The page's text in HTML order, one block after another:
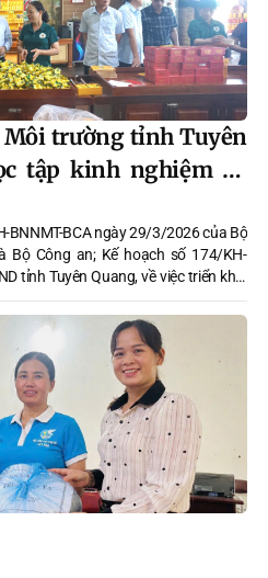
Môi trường tỉnh Tuyên
tập kinh nghiệm về
nước trong lĩnh vực
trường tại tỉnh Thái
BNNMT-BCA ngày 29/3/2026 của Bộ
Bộ Công an; Kế hoạch số 174/KH-
tỉnh Tuyên Quang, về việc triển khai
chính, lập hồ sơ địa chính và hoàn
bàn xã tỉnh Tuyên Quang và thực
tế - xã hội lĩnh vực nông nghiệp và môi